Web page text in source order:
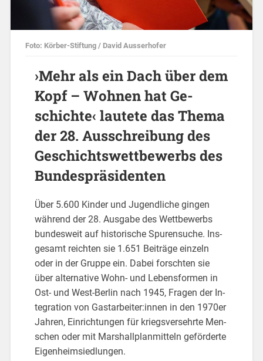
Foto: Kör­ber-Stif­tung / David Aus­ser­ho­fer
›Mehr als ein Dach über dem
Kopf – Woh­nen hat Ge­
schich­te‹ lau­te­te das Thema
der 28. Aus­schrei­bung des
Ge­schichts­wett­be­werbs des
Bun­des­prä­si­den­ten
Über 5.600 Kin­der und Ju­gend­li­che gin­gen
wäh­rend der 28. Aus­ga­be des Wett­be­werbs
bun­des­weit auf his­to­ri­sche Spu­ren­su­che. Ins­
ge­samt reich­ten sie 1.651 Bei­trä­ge ein­zeln
oder in der Grup­pe ein. Dabei forsch­ten sie
über al­ter­na­ti­ve Wohn- und Le­bens­for­men in
Ost- und West-Ber­lin nach 1945, Fra­gen der In­
te­gra­ti­on von Gast­ar­bei­ter:innen in den 1970er
Jah­ren, Ein­rich­tun­gen für kriegs­ver­sehr­te Men­
schen oder mit Mar­shall­plan­mit­teln ge­för­der­te
Ei­gen­heim­sied­lun­gen.